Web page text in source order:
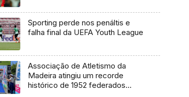
Sporting perde nos penáltis e
falha final da UEFA Youth League
Associação de Atletismo da
Madeira atingiu um recorde
histórico de 1952 federados